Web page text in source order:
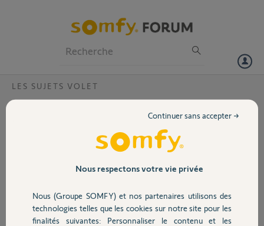
Volet
Sécurité
LES SUJETS VOLET
Peut-on remplacer un moteur de volet
Je dois remplacer mon moteur de
D'après un revendeur, il s'agirait
d'un vieux modèle.
Par quelle référence puis-je le
Nous respectons votre vie privée
Nous (Groupe SOMFY) et nos partenaires utilisons des
technologies telles que les cookies sur notre site pour les
finalités suivantes: Personnaliser le contenu et les
Continuer sans accepter →